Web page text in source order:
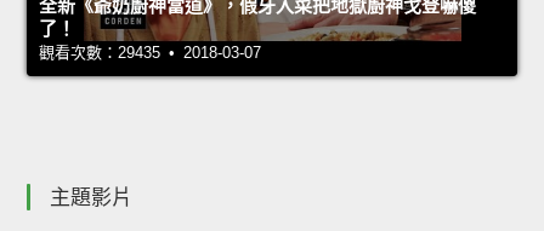
全新《爺奶廚神當道》，假牙入菜把地獄廚神戈登嚇傻
了！
觀看次數：29435 • 2018-03-07
主題影片